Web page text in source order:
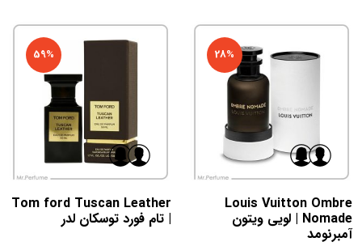
28%
Louis Vuitton Ombre
Nomade | لویی ویتون
آمبرنومد
59%
Tom ford Tuscan Leather
| تام فورد توسکان لدر